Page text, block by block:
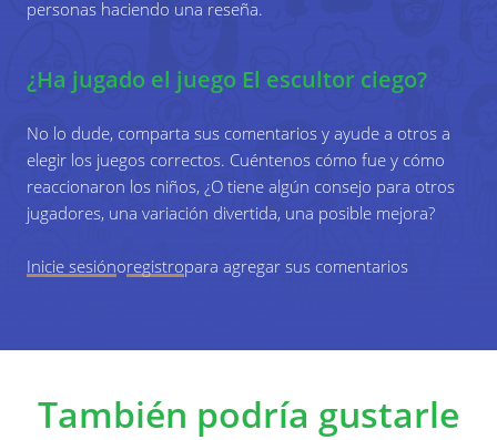
5
El escultor debe intentar colocar al jugador
6
Cuando el escultor dice que ha terminado,
puede quitarse la venda de los ojos y ver su
trabajo.
Construcción de confianza
personas haciendo una reseña.
¿Ha jugado el juego El escultor ciego?
No lo dude, comparta sus comentarios y ayude a otros a
elegir los juegos correctos. Cuéntenos cómo fue y cómo
reaccionaron los niños, ¿O tiene algún consejo para otros
jugadores, una variación divertida, una posible mejora?
Inicie sesiónoregistropara agregar sus comentarios
También podría gustarle